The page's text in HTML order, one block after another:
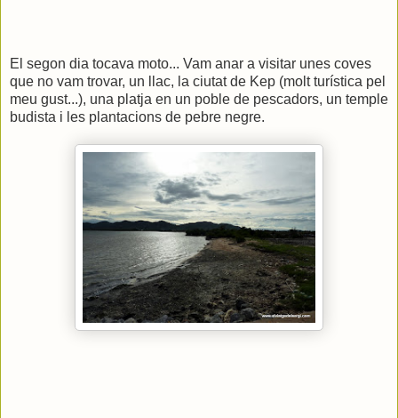
El segon dia tocava moto... Vam anar a visitar unes coves
que no vam trovar, un llac, la ciutat de Kep (molt turística pel
meu gust...), una platja en un poble de pescadors, un temple
budista i les plantacions de pebre negre.